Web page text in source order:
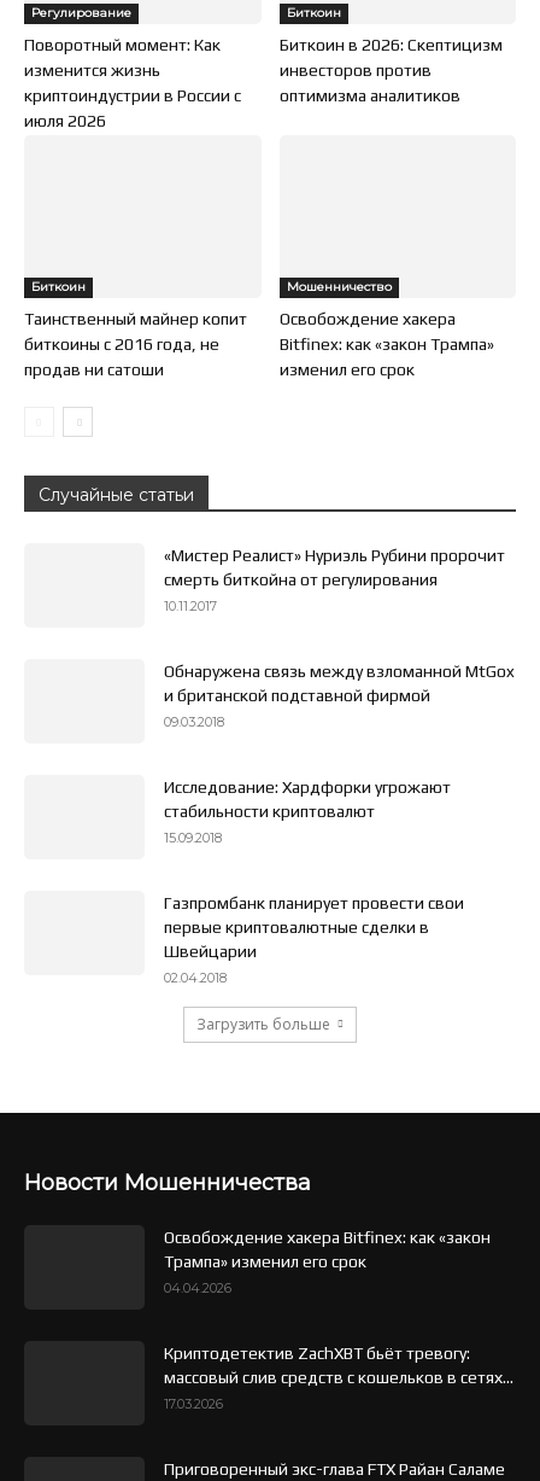
Регулирование
Поворотный момент: Как
изменится жизнь
криптоиндустрии в России с
июля 2026
Биткоин
Биткоин в 2026: Скептицизм
инвесторов против
оптимизма аналитиков
Биткоин
Таинственный майнер копит
биткоины с 2016 года, не
продав ни сатоши
Мошенничество
Освобождение хакера
Bitfinex: как «закон Трампа»
изменил его срок
Случайные статьи
«Мистер Реалист» Нуриэль Рубини пророчит
смерть биткойна от регулирования
10.11.2017
Обнаружена связь между взломанной MtGox
и британской подставной фирмой
09.03.2018
Исследование: Хардфорки угрожают
стабильности криптовалют
15.09.2018
Газпромбанк планирует провести свои
первые криптовалютные сделки в
Швейцарии
02.04.2018
Загрузить больше
Новости Мошенничества
Освобождение хакера Bitfinex: как «закон
Трампа» изменил его срок
04.04.2026
Криптодетектив ZachXBT бьёт тревогу:
массовый слив средств с кошельков в сетях...
17.03.2026
Приговоренный экс-глава FTX Райан Саламе